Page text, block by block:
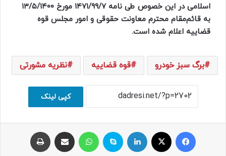
اسلامی در این خصوص طی نامه ۱۴۷۱/۹۹/۷ مورخ ۱۳/۵/۱۴۰۰
به قائم‌مقام محترم معاونت حقوقی و امور مجلس قوه
قضاییه اعلام شده است.
برگ سبز خودرو قوه قضاییه نظریه مشورتی
کپی لینک
فیسبوک ایکس لینکداین اسکایپ واتس آپ اشتراک با ایمیل